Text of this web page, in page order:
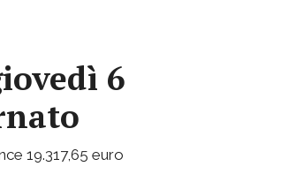
6
19.317,65 euro